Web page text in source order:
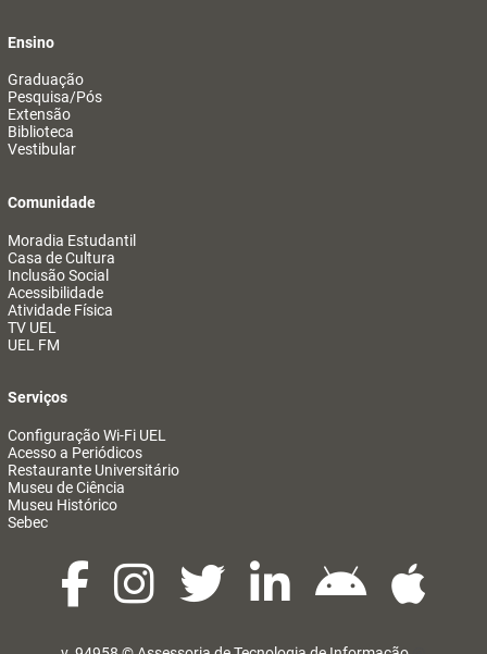
Ensino
Graduação
Pesquisa/Pós
Extensão
Biblioteca
Vestibular
Comunidade
Moradia Estudantil
Casa de Cultura
Inclusão Social
Acessibilidade
Atividade Física
TV UEL
UEL FM
Serviços
Configuração Wi-Fi UEL
Acesso a Periódicos
Restaurante Universitário
Museu de Ciência
Museu Histórico
Sebec